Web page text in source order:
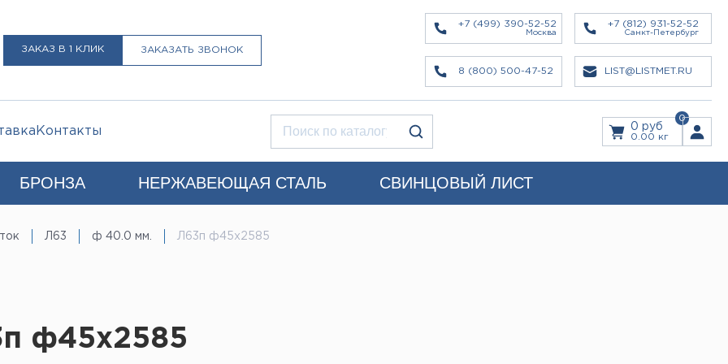
ЗАКАЗ В 1 КЛИК ЗАКАЗАТЬ ЗВОНОК
+7 (499) 390-52-52
Москва
+7 (812) 931-52-52
Санкт-Петербург
8 (800) 500-47-52 LIST@LISTMET.RU
Контакты
0
0 руб
0.00 кг
БРОНЗА НЕРЖАВЕЮЩАЯ СТАЛЬ СВИНЦОВЫЙ ЛИСТ
Л63 ф 40.0 мм. Л63п ф45х2585
ф45х2585